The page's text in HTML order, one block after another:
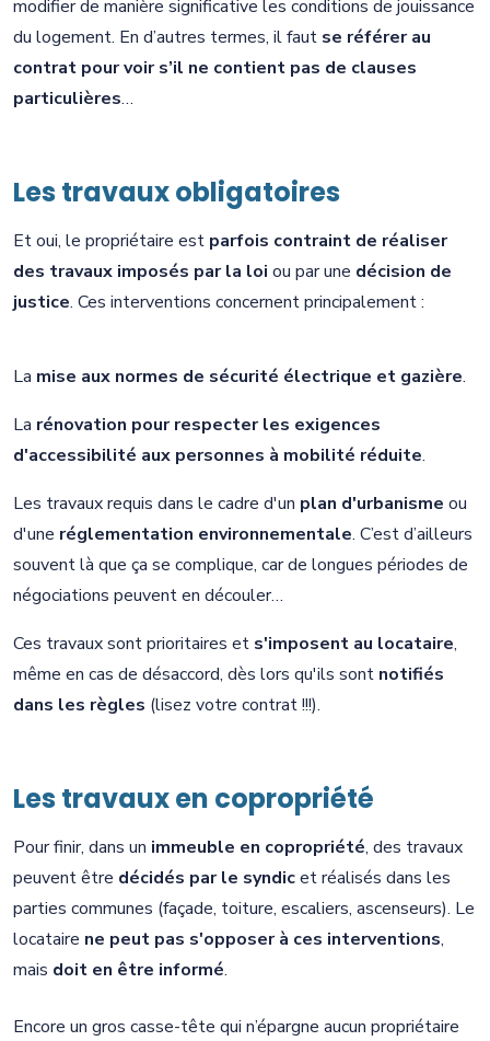
modifier de manière significative les conditions de jouissance
du logement. En d’autres termes, il faut se référer au
contrat pour voir s’il ne contient pas de clauses
particulières…
Les travaux obligatoires
Et oui, le propriétaire est parfois contraint de réaliser
des travaux imposés par la loi ou par une décision de
justice. Ces interventions concernent principalement :
La mise aux normes de sécurité électrique et gazière.
La rénovation pour respecter les exigences
d'accessibilité aux personnes à mobilité réduite.
Les travaux requis dans le cadre d'un plan d'urbanisme ou
d'une réglementation environnementale. C’est d’ailleurs
souvent là que ça se complique, car de longues périodes de
négociations peuvent en découler…
Ces travaux sont prioritaires et s'imposent au locataire,
même en cas de désaccord, dès lors qu'ils sont notifiés
dans les règles (lisez votre contrat !!!).
Les travaux en copropriété
Pour finir, dans un immeuble en copropriété, des travaux
peuvent être décidés par le syndicet réalisés dans les
parties communes (façade, toiture, escaliers, ascenseurs). Le
locataire ne peut pas s'opposer à ces interventions,
mais doit en être informé.
Encore un gros casse-tête qui n’épargne aucun propriétaire